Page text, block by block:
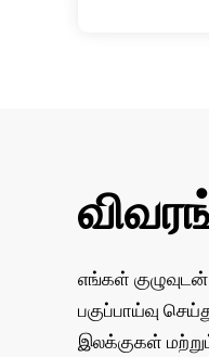
எங்கள்
பகுப்பாய்வு
இலக்குகள்